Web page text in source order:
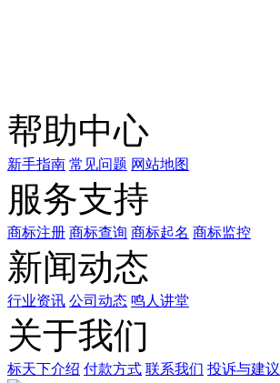
帮助中心
新手指南 常见问题 网站地图
服务支持
商标注册 商标查询 商标起名 商标监控
新闻动态
行业资讯 公司动态 鸣人讲堂
关于我们
标天下介绍 付款方式 联系我们 投诉与建议